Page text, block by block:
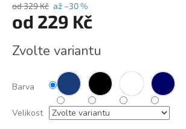
od 329 Kč až –30 %
od 229 Kč
cena:
Zvolte variantu
Barva
Velikost